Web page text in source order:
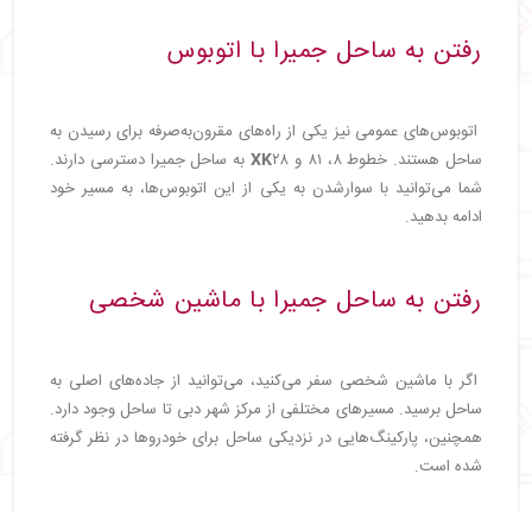
رفتن به ساحل جمیرا با اتوبوس
اتوبوس‌های عمومی نیز یکی از راه‌های مقرون‌به‌صرفه برای رسیدن به
ساحل هستند. خطوط ۸، ۸۱ و
XK۲۸ به ساحل جمیرا دسترسی دارند.
شما می‌توانید با سوارشدن به یکی از این اتوبوس‌ها، به مسیر خود
ادامه بدهید.
رفتن به ساحل جمیرا با ماشین شخصی
اگر با ماشین شخصی سفر می‌کنید، می‌توانید از جاده‌های اصلی به
ساحل برسید. مسیرهای مختلفی از مرکز شهر دبی تا ساحل وجود دارد.
همچنین، پارکینگ‌هایی در نزدیکی ساحل برای خودروها در نظر گرفته
شده است.